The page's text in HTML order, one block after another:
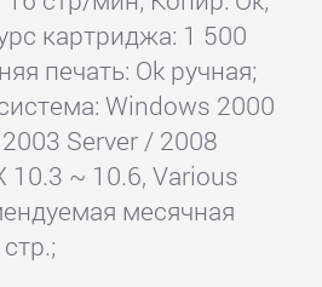
картриджа: 1 500
печать: Ok ручная;
Windows 2000
Server / 2008
10.3 ~ 10.6, Various
месячная